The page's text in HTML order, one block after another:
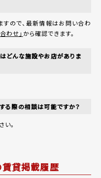
ので、最新情報はお問い合わ
わせ」 から確認できます。
どんな施設やお店がありま
る際の相談は可能ですか？
。
賃貸掲載履歴